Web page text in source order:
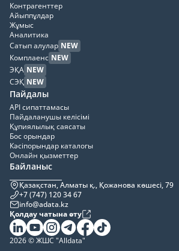
Контрагенттер
Айыппұлдар
Жұмыс
Аналитика
Сатып алулар NEW
Комплаенс NEW
ЭҚА NEW
СЭҚ NEW
Пайдалы
API сипаттамасы
Пайдаланушы келісімі
Құпиялылық саясаты
Бос орындар
Кәсіпорындар каталогы
Онлайн қызметтер
Байланыс
Қазақстан, Алматы қ., Қожанова көшесі, 79
+7 (747) 120 34 67
info@adata.kz
Қолдау чатына өту
2026 © ЖШС "Alldata"